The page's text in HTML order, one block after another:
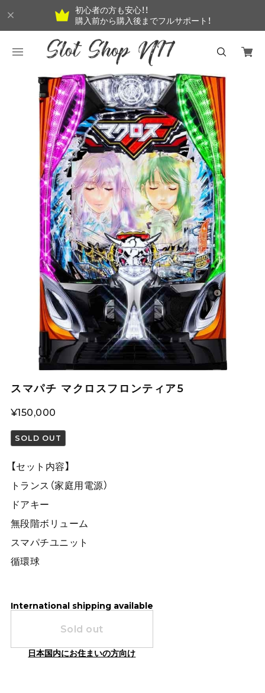
初心者の方も安心！！
購入前から購入後までフルサポート！
スマパチ マクロスフロンティア5
¥150,000
SOLD OUT
【セット内容】
トランス（家庭用電源）
ドアキー
無段階ボリューム
スマパチユニット
循環球
International shipping available
Sold out
日本国内にお住まいの方向け